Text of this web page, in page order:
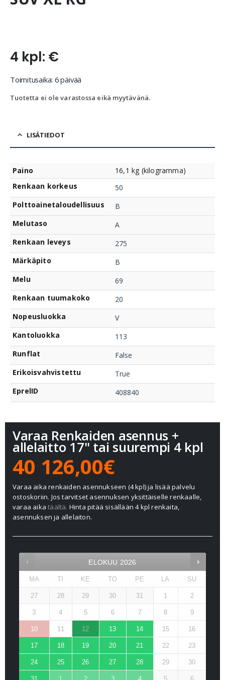
4 kpl: €
Toimitusaika: 6 päivää
Tuotetta ei ole varastossa eikä myytävänä.
LISÄTIEDOT
Paino
16,1 kg (kilogramma)
Renkaan korkeus
50
Polttoainetaloudellisuus
B
Melutaso
A
Renkaan leveys
275
Märkäpito
B
Melu
69
Renkaan tuumakoko
20
Nopeusluokka
V
Kantoluokka
113
Runflat
False
Erikoisvahvistettu
True
EprelID
408840
Varaa Renkaiden asennus +
allelaitto 17" tai suurempi 4 kpl
40 126,00€
Varaa aika renkaiden asennukseen (4 kpl) ja lisää palvelu
ostoskoriin. Jos tarvitset asennuksen yksittäiselle renkaalle,
varaa aikatäältä. Hinta pitää sisällään 4 kpl renkaita,
asennuksen ja allelaiton.
ELOKUU 2026
MA TI KE TO PE LA SU
27 28 29 30 31 1 2
3 4 5 6 7 8 9
10 11 12 13 14 15 16
17 18 19 20 21 22 23
24 25 26 27 28 29 30